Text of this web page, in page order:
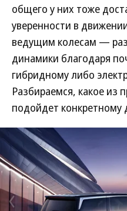
общего у них тоже
уверенности в
ведущим колесам —
динамики благодаря
гибридному либо
Разбираемся, какое из
подойдет конкретному